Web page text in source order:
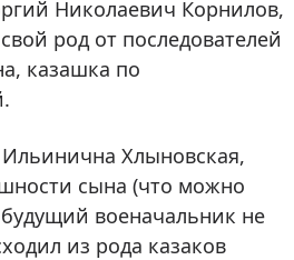
Николаевич Корнилов,
род от последователей
казашка по
Хлыновская,
сына (что можно
военачальник не
из рода казаков